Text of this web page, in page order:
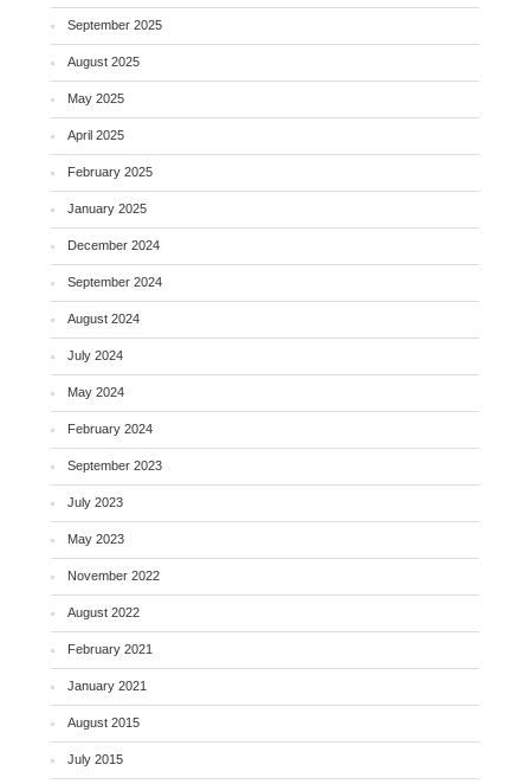
September 2025
August 2025
May 2025
April 2025
February 2025
January 2025
December 2024
September 2024
August 2024
July 2024
May 2024
February 2024
September 2023
July 2023
May 2023
November 2022
August 2022
February 2021
January 2021
August 2015
July 2015